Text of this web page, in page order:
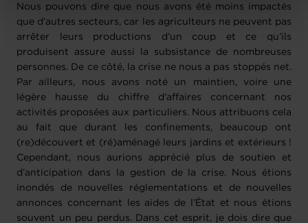
protection des données personnelles.
Nous pouvons dire que nous avons été moins impactés
que d’autres secteurs, car les agriculteurs ne peuvent pas
arrêter leurs productions d’un coup et ce qu’ils
produisent assure aussi la subsistance de nombreuses
personnes. De ce côté, la crise ne nous a pas stoppés net.
Par ailleurs, nous avons noté un maintien, voire une
légère hausse du chiffre d’affaires concernant nos
activités proposées aux particuliers. Nous attribuons cela
au fait que durant les confinements, beaucoup ont
(re)découvert et (ré)aménagé leurs jardins et extérieurs !
Cependant, nous aurions apprécié plus de soutien et
d’anticipation dans la gestion de la crise. Nous étions
inondés de nouvelles réglementations et de nouvelles
annonces concernant les aides de l’État et nous étions
souvent un peu perdus. Dans cet esprit, je dois dire que